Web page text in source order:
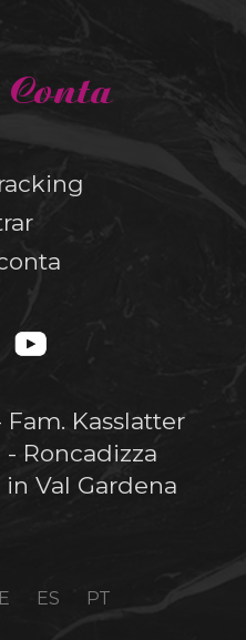
Kasslatter
- Roncadizza
Val Gardena
ES PT